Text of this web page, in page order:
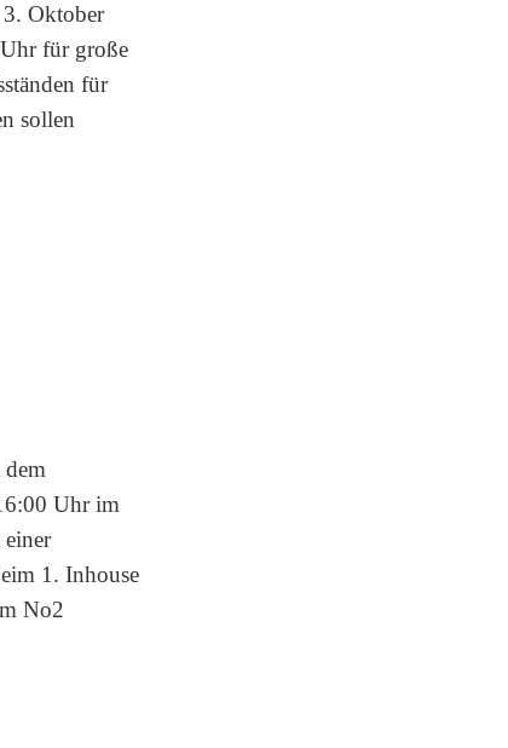
Oktober
für große
für
sollen
dem
Uhr im
1. Inhouse
No2